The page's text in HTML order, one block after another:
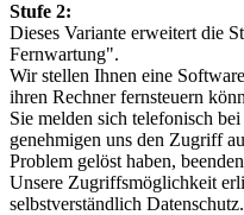
Stufe 2:
Dieses Variante erweitert die
Fernwartung".
Wir stellen Ihnen eine
ihren Rechner fernsteuern
Sie melden sich telefonisch
genehmigen uns den Zugriff
Problem gelöst haben,
Unsere Zugriffsmöglichkeit
selbstverständlich Datenschutz.